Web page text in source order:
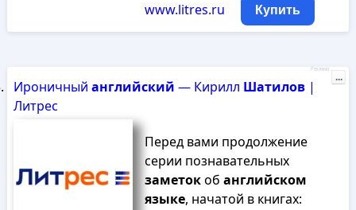
www.litres.ru Купить
Ироничный английский — Кирилл Шатилов|
Литрес
Перед вами продолжение
серии познавательных
заметокоб английском
языке, начатой в книгах:
Реклама
...